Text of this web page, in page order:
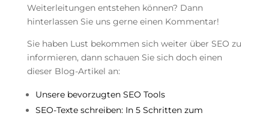
Weiterleitungen entstehen können? Dann
hinterlassen Sie uns gerne einen Kommentar!
Sie haben Lust bekommen sich weiter über SEO zu
informieren, dann schauen Sie sich doch einen
dieser Blog-Artikel an:
Unsere bevorzugten SEO Tools
SEO-Texte schreiben: In 5 Schritten zum